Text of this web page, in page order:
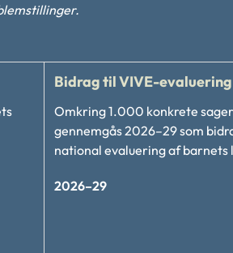
Bidrag til VIVE-evaluering
Omkring 1.000 konkrete sager
gennemgås 2026–29 som
national evaluering af barnets
2026–29